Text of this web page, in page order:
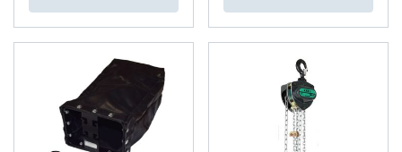
: Voor het hijsen van bouwmaterialen en
gereedschappen.
Scheepvaart: Onderhoudwerkzaamheden en het verplaatsen
van zware objecten aan boord.
Scheepsbouw. Hijsen en verplaatsen van materiaal. Fixeren van
scheepssecties.
Petrochemische induststrie. Onderhoudswerkzaamheden
Industrie: Voor het hijsen en verplaatsen van zware machines